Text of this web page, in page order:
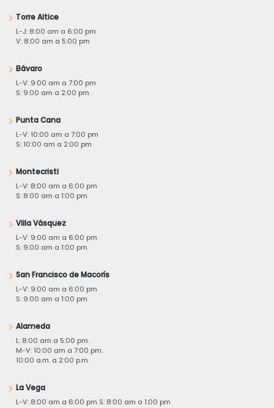
Torre Altice
L-J: 8:00 am a 6:00 pm
V: 8:00 am a 5:00 pm
Bávaro
L-V: 9:00 am a 7:00 pm
S: 9:00 am a 2:00 pm
Punta Cana
L-V: 10:00 am a 7:00 pm
S: 10:00 am a 2:00 pm
Montecristi
L-V: 8:00 am a 6:00 pm
S: 8:00 am a 1:00 pm
Villa Vásquez
L-V: 9:00 am a 6:00 pm
S: 9:00 am a 1:00 pm
San Francisco de Macorís
L-V: 9:00 am a 6:00 pm
S: 9:00 am a 1:00 pm
Alameda
L: 8:00 am a 5:00 pm.
M-V: 10:00 am a 7:00 pm.
10:00 a.m. a 2:00 p.m.
La Vega
L-V: 8:00 am a 6:00 pm S: 8:00 am a 1:00 pm